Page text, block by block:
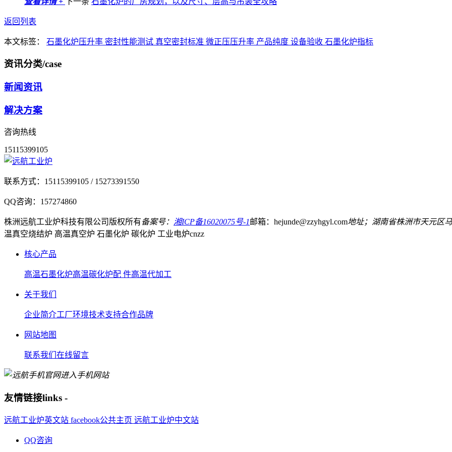
返回列表
本文标签： 石墨化炉压升率 密封性能测试 真空密封标准 微正压压升率 产品纯度 设备验收 石墨化炉指标
资讯分类/case
新闻资讯
解决方案
咨询热线
15115399105
联系方式： 15115399105 / 15273391550
QQ咨询： 157274860
株洲远航工业炉科技有限公司 版权所有备案号： 湘ICP备16020075号-1邮箱：hejunde@zzyhgyl.com地址；湖南省株洲市天元区
温真空烧结炉 高温真空炉 石墨化炉 碳化炉 工业电炉cnzz
核心产品
高温石墨化炉高温碳化炉配 件高温代加工
关于我们
企业简介工厂环境技术支持合作品牌
网站地图
联系我们 在线留言
进入手机网站
友情链接links -
远航工业炉英文站 facebook公共主页 远航工业炉中文站
QQ咨询